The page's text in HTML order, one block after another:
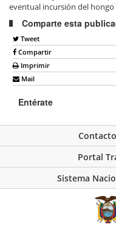
eventual incursión del hongo
Comparte esta
Tweet
Compartir
Imprimir
Mail
Entérate
Portal
Sistema